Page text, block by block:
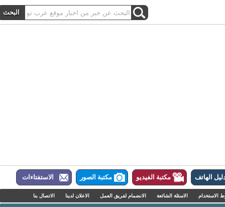
الهاتف مكتبة الفيديو مكتبة الصور الاستفتاءات
الاسئلة الشائعة الانضمام لفريق العمل الاعلان لدينا الاتصال بنا